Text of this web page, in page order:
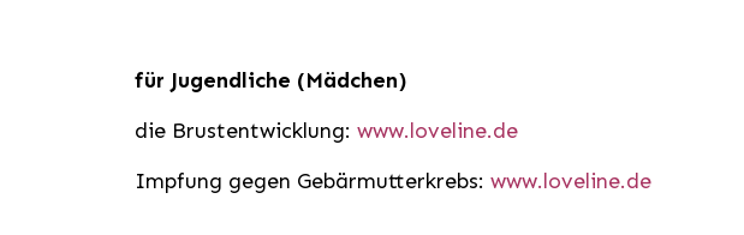
für Jugendliche (Mädchen)
die Brustentwicklung: www.loveline.de
Impfung gegen Gebärmutterkrebs: www.loveline.de